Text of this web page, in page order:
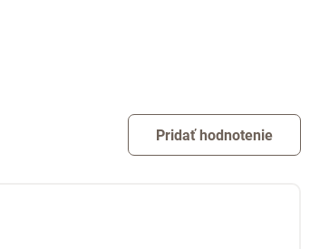
Pridať hodnotenie